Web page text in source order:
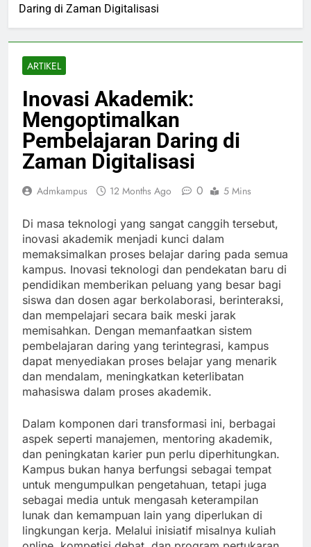
Daring di Zaman Digitalisasi
ARTIKEL
Inovasi Akademik:
Mengoptimalkan
Pembelajaran Daring di
Zaman Digitalisasi
Admkampus 12 Months Ago 0 5 Mins
Di masa teknologi yang sangat canggih tersebut,
inovasi akademik menjadi kunci dalam
memaksimalkan proses belajar daring pada semua
kampus. Inovasi teknologi dan pendekatan baru di
pendidikan memberikan peluang yang besar bagi
siswa dan dosen agar berkolaborasi, berinteraksi,
dan mempelajari secara baik meski jarak
memisahkan. Dengan memanfaatkan sistem
pembelajaran daring yang terintegrasi, kampus
dapat menyediakan proses belajar yang menarik
dan mendalam, meningkatkan keterlibatan
mahasiswa dalam proses akademik.
Dalam komponen dari transformasi ini, berbagai
aspek seperti manajemen, mentoring akademik,
dan peningkatan karier pun perlu diperhitungkan.
Kampus bukan hanya berfungsi sebagai tempat
untuk mengumpulkan pengetahuan, tetapi juga
sebagai media untuk mengasah keterampilan
lunak dan kemampuan lain yang diperlukan di
lingkungan kerja. Melalui inisiatif misalnya kuliah